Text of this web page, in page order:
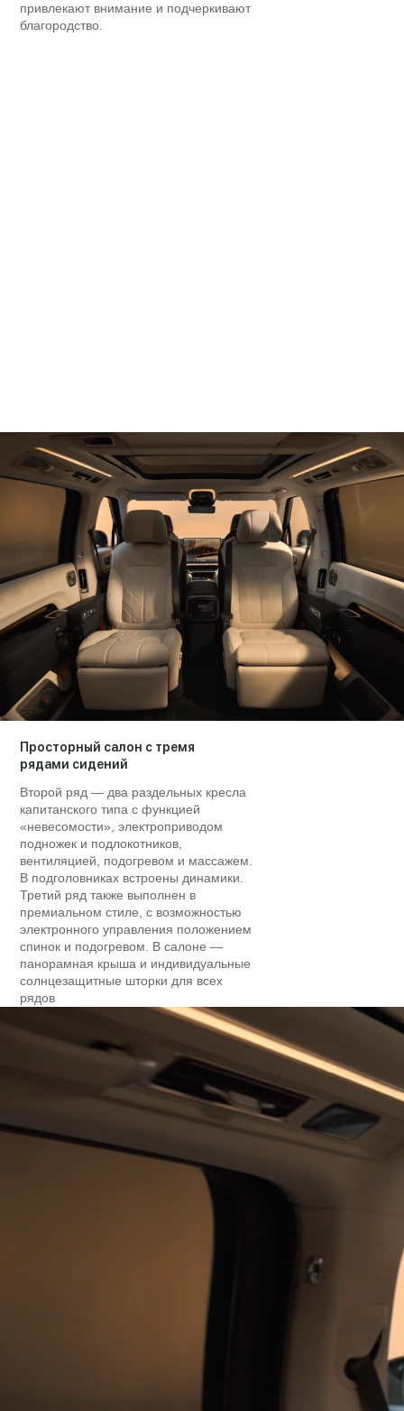
привлекают внимание и подчеркивают
благородство.
Просторный салон с тремя
рядами сидений
Второй ряд — два раздельных кресла
капитанского типа с функцией
«невесомости», электроприводом
подножек и подлокотников,
вентиляцией, подогревом и массажем.
В подголовниках встроены динамики.
Третий ряд также выполнен в
премиальном стиле, с возможностью
электронного управления положением
спинок и подогревом. В салоне —
панорамная крыша и индивидуальные
солнцезащитные шторки для всех
рядов